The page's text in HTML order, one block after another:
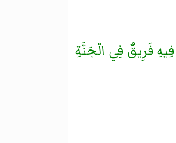
فَرِيقٌ فِي الْجَنَّةِ